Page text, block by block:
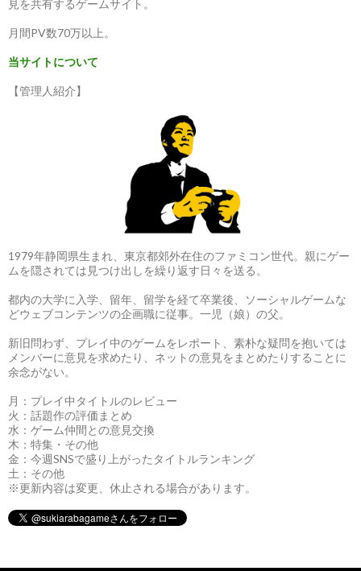
見を共有するゲームサイト。
月間PV数70万以上。
当サイトについて
【管理人紹介】
1979年静岡県生まれ、東京都郊外在住のファミコン世代。親にゲー
ムを隠されては見つけ出しを繰り返す日々を送る。
都内の大学に入学、留年、留学を経て卒業後、ソーシャルゲームな
どウェブコンテンツの企画職に従事。一児（娘）の父。
新旧問わず、プレイ中のゲームをレポート、素朴な疑問を抱いては
メンバーに意見を求めたり、ネットの意見をまとめたりすることに
余念がない。
月：プレイ中タイトルのレビュー
火：話題作の評価まとめ
水：ゲーム仲間との意見交換
木：特集・その他
金：今週SNSで盛り上がったタイトルランキング
土：その他
※更新内容は変更、休止される場合があります。